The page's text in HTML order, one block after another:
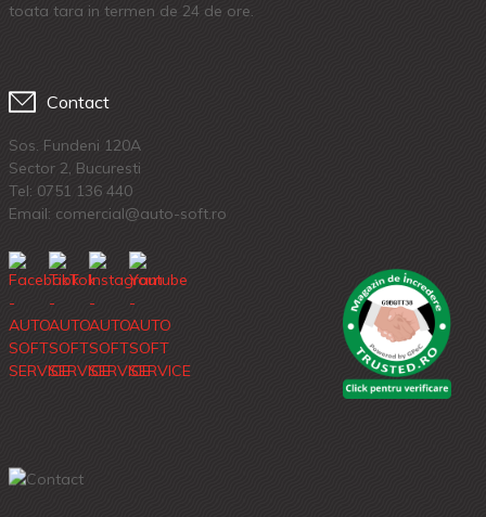
toata tara in termen de 24 de ore.
Contact
Sos. Fundeni 120A
Sector 2, Bucuresti
Tel: 0751 136 440
Email: comercial@auto-soft.ro